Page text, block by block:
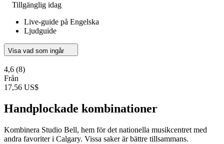
Tillgänglig idag
Live-guide på Engelska
Ljudguide
Visa vad som ingår
4,6 (8)
Från
17,56 US$
Handplockade kombinationer
Kombinera Studio Bell, hem för det nationella musikcentret med
andra favoriter i Calgary. Vissa saker är bättre tillsammans.